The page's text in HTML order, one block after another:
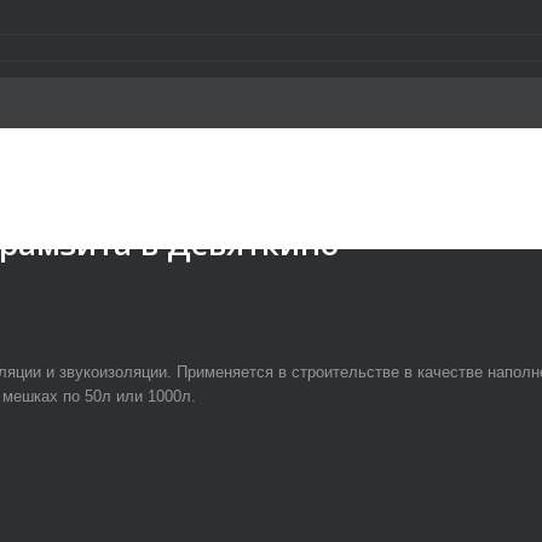
в Девяткино
и звукоизоляции. Применяется в строительстве в качестве
по 50л или 1000л.